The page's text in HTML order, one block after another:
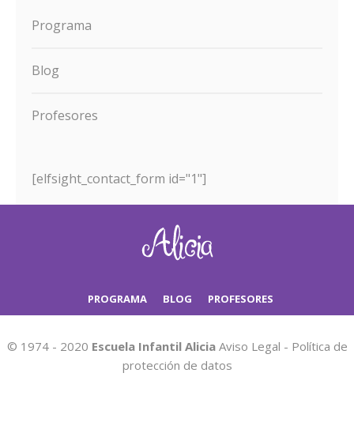
Programa
Blog
Profesores
[elfsight_contact_form id="1"]
PROGRAMA BLOG PROFESORES
© 1974 - 2020 Escuela Infantil Alicia Aviso Legal - Política de
protección de datos